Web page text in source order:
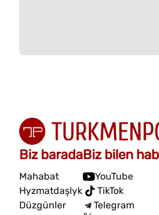
Biz barada
Mahabat
Hyzmatdaşlyk
Düzgünler
Biz bilen
YouTube
TikTok
Telegram